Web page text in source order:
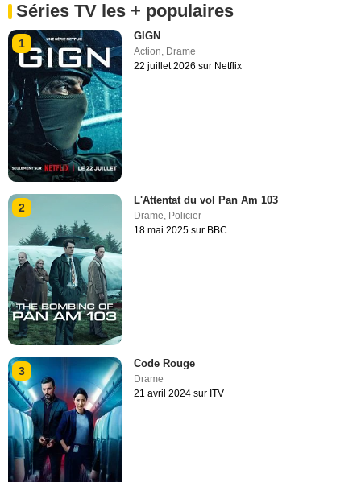
Séries TV les + populaires
1
GIGN
Action, Drame
22 juillet 2026 sur Netflix
2
L'Attentat du vol Pan Am 103
Drame Policier
18 mai 2025 sur BBC
3
Code Rouge
Drame
21 avril 2024 sur ITV